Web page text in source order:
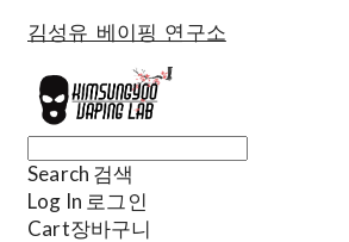
김성유 베이핑 연구소
Search 검색
Log In 로그인
Cart장바구니